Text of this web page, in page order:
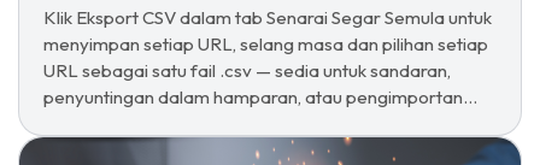
Klik Eksport CSV dalam tab Senarai Segar Semula untuk
menyimpan setiap URL, selang masa dan pilihan setiap
URL sebagai satu fail .csv — sedia untuk sandaran,
penyuntingan dalam hamparan, atau pengimportan